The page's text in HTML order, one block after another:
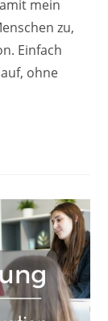
mein
zu,
Einfach
ohne